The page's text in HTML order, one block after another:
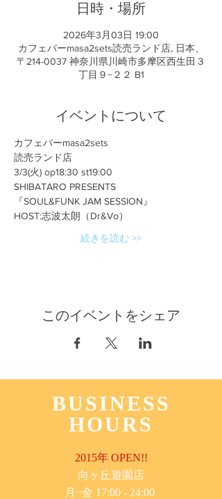
日時・場所
2026年3月03日 19:00
カフェバーmasa2sets読売ランド店, 日本、
〒214-0037 神奈川県川崎市多摩区西生田３
丁目９−２２ B1
イベントについて
カフェバーmasa2sets
読売ランド店
3/3(火) op18:30 st19:00
SHIBATARO PRESENTS
『SOUL&FUNK JAM SESSION』
HOST:志波太朗（Dr&Vo）
続きを読む >>
このイベントをシェア
BUSINESS
HOURS
2015年 OPEN!!
​向ヶ丘遊園店
月~金 17:00 - 24:00